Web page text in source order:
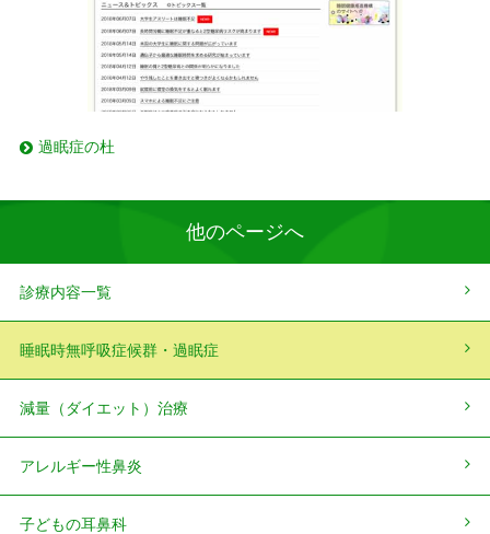
過眠症の杜
他のページへ
診療内容一覧
睡眠時無呼吸症候群・過眠症
減量（ダイエット）治療
アレルギー性鼻炎
子どもの耳鼻科